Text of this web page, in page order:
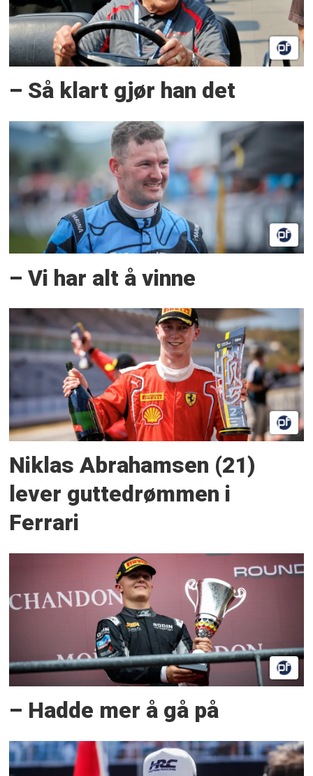
– Så klart gjør han det
– Vi har alt å vinne
Niklas Abrahamsen (21)
lever guttedrømmen i
Ferrari
– Hadde mer å gå på